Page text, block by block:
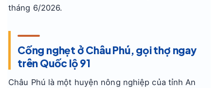
tháng 6/2026.
Cống nghẹt ở Châu Phú, gọi thợ ngay
trên Quốc lộ 91
Châu Phú là một huyện nông nghiệp của tỉnh An